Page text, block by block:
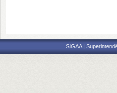
SIGAA |